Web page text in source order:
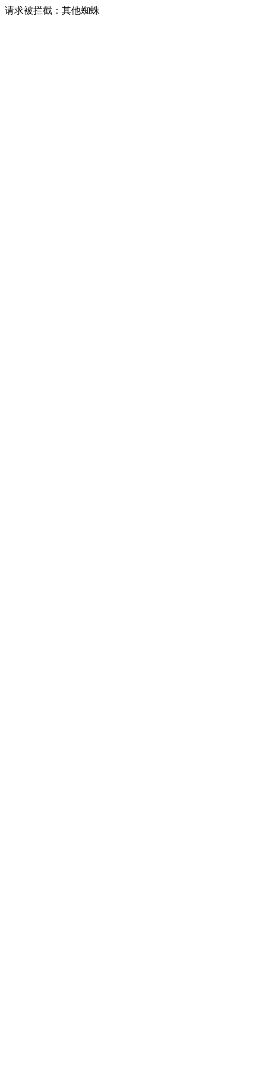
请求被拦截：其他蜘蛛